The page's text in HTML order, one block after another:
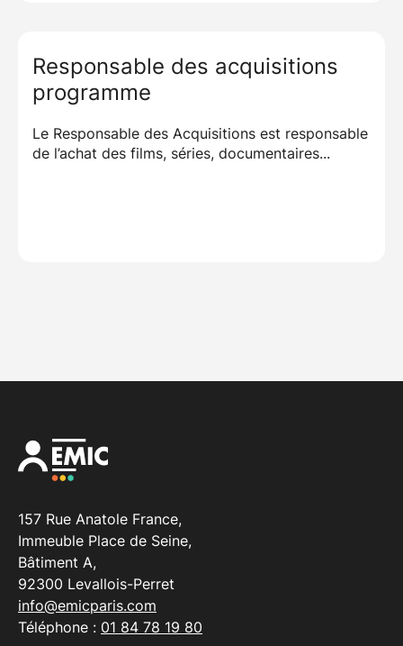
Responsable des acquisitions
programme
Le Responsable des Acquisitions est responsable
de l’achat des films, séries, documentaires...
157 Rue Anatole France,
Immeuble Place de Seine,
Bâtiment A,
92300 Levallois-Perret
info@emicparis.com
Téléphone : 01 84 78 19 80